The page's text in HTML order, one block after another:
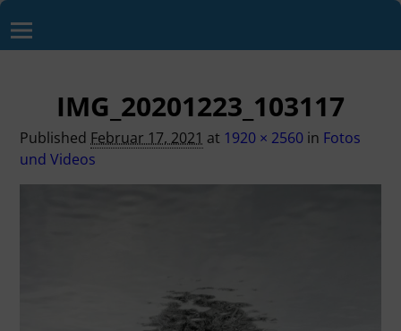
IMG_20201223_103117
Published Februar 17, 2021 at 1920 × 2560 in Fotos
und Videos